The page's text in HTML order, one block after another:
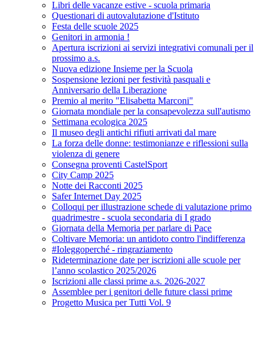
Libri delle vacanze estive - scuola primaria
Questionari di autovalutazione d'Istituto
Festa delle scuole 2025
Genitori in armonia !
Apertura iscrizioni ai servizi integrativi comunali per il
prossimo a.s.
Nuova edizione Insieme per la Scuola
Sospensione lezioni per festività pasquali e
Anniversario della Liberazione
Premio al merito "Elisabetta Marconi"
Giornata mondiale per la consapevolezza sull'autismo
Settimana ecologica 2025
Il museo degli antichi rifiuti arrivati dal mare
La forza delle donne: testimonianze e riflessioni sulla
violenza di genere
Consegna proventi CastelSport
City Camp 2025
Notte dei Racconti 2025
Safer Internet Day 2025
Colloqui per illustrazione schede di valutazione primo
quadrimestre - scuola secondaria di I grado
Giornata della Memoria per parlare di Pace
Coltivare Memoria: un antidoto contro l'indifferenza
#Ioleggoperché - ringraziamento
Rideterminazione date per iscrizioni alle scuole per
l’anno scolastico 2025/2026
Iscrizioni alle classi prime a.s. 2026-2027
Assemblee per i genitori delle future classi prime
Progetto Musica per Tutti Vol. 9